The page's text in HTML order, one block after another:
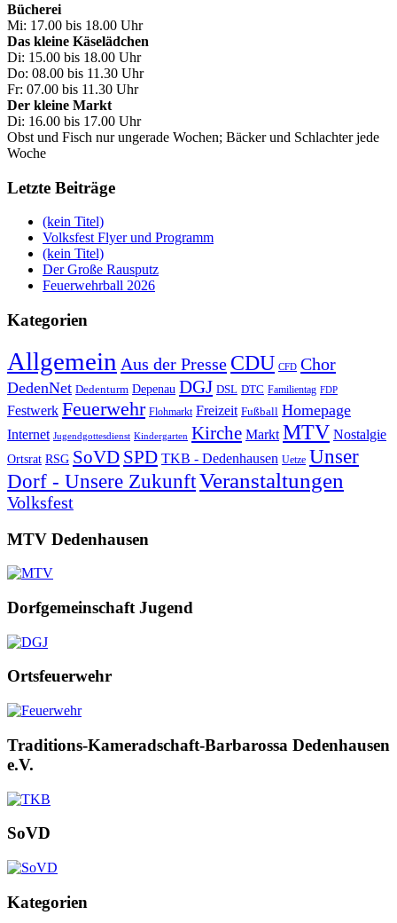
Bücherei
Mi: 17.00 bis 18.00 Uhr
Das kleine Käselädchen
Di: 15.00 bis 18.00 Uhr
Do: 08.00 bis 11.30 Uhr
Fr: 07.00 bis 11.30 Uhr
Der kleine Markt
Di: 16.00 bis 17.00 Uhr
Obst und Fisch nur ungerade Wochen; Bäcker und Schlachter jede
Woche
Letzte Beiträge
(kein Titel)
Volksfest Flyer und Programm
(kein Titel)
Der Große Rausputz
Feuerwehrball 2026
Kategorien
Allgemein Aus der Presse CDU CFD Chor
DedenNet Dedenturm Depenau DGJ DSL DTC Familientag FDP
Festwerk Feuerwehr Flohmarkt Freizeit Fußball Homepage
Internet Jugendgottesdienst Kindergarten Kirche Markt MTV Nostalgie
Ortsrat RSG SoVD SPD TKB - Dedenhausen Uetze Unser
Dorf - Unsere ZukunftVeranstaltungen
Volksfest
MTV Dedenhausen
Dorfgemeinschaft Jugend
Ortsfeuerwehr
Traditions-Kameradschaft-Barbarossa Dedenhausen
e.V.
SoVD
Kategorien